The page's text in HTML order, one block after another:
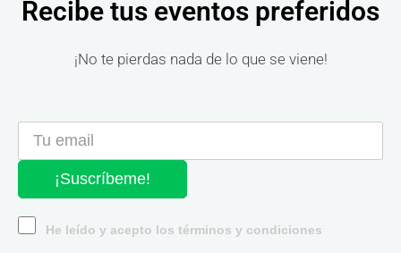
Recibe tus eventos preferidos
¡No te pierdas nada de lo que se viene!
¡Suscríbeme!
He leído y acepto los términos y condiciones